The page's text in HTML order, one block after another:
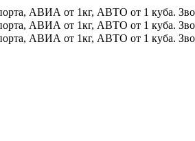
АВИА от 1кг, АВТО от 1 куба.
АВИА от 1кг, АВТО от 1 куба.
АВИА от 1кг, АВТО от 1 куба.